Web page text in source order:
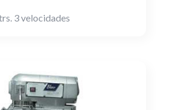
3 velocidades